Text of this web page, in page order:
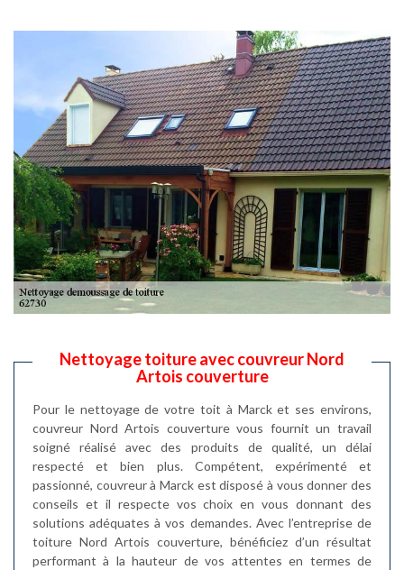
Nettoyage toiture avec couvreur Nord
Artois couverture
Pour le nettoyage de votre toit à Marck et ses environs,
couvreur Nord Artois couverture vous fournit un travail
soigné réalisé avec des produits de qualité, un délai
respecté et bien plus. Compétent, expérimenté et
passionné, couvreur à Marck est disposé à vous donner des
conseils et il respecte vos choix en vous donnant des
solutions adéquates à vos demandes. Avec l’entreprise de
toiture Nord Artois couverture, bénéficiez d’un résultat
performant à la hauteur de vos attentes en termes de